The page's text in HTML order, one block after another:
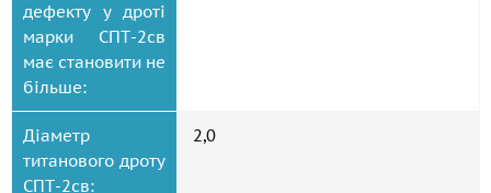
дефекту у дроті
марки СПТ-2св
має становити не
більше:
Діаметр
титанового дроту
СПТ-2св:
2,0